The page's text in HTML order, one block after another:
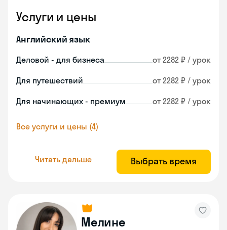
Услуги и цены
Английский язык
Деловой - для бизнеса от 2282 ₽ / урок
Для путешествий от 2282 ₽ / урок
Для начинающих - премиум от 2282 ₽ / урок
Все услуги и цены (4)
Читать дальше Выбрать время
Мелине